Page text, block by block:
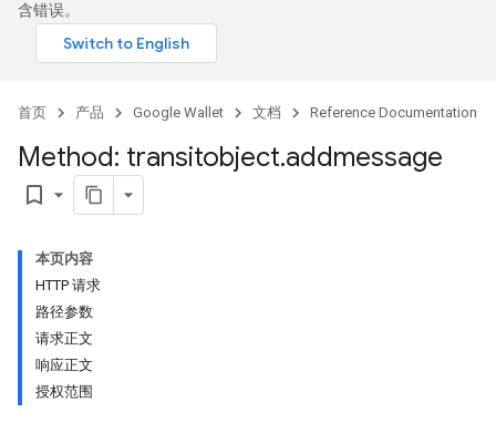
含错误。
首页 产品 Google Wallet 文档 Reference Documentation
Method: transitobject.addmessage
bookmark_border
本页内容
HTTP 请求
路径参数
请求正文
响应正文
授权范围